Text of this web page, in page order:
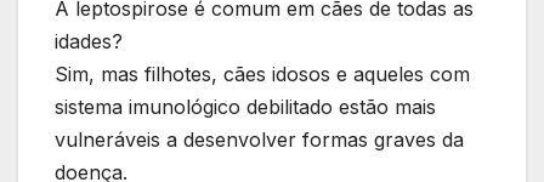
A leptospirose é comum em cães de todas as
idades?
Sim, mas filhotes, cães idosos e aqueles com
sistema imunológico debilitado estão mais
vulneráveis a desenvolver formas graves da
doença.